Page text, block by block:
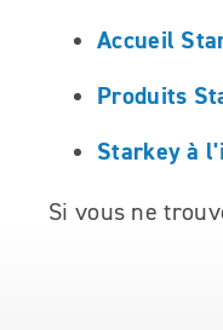
Accueil
Produits
Starkey à
Si vous ne